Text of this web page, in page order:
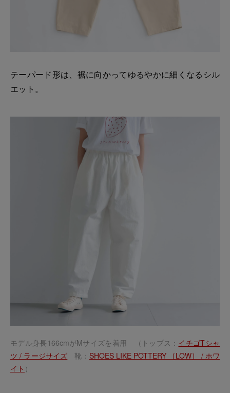
テーパード形は、裾に向かってゆるやかに細くなるシル
エット。
モデル身長166cmがMサイズを着用 （トップス： イチゴTシャ
ツ / ラージサイズ 靴： SHOES LIKE POTTERY ［LOW］ / ホワ
イト ）